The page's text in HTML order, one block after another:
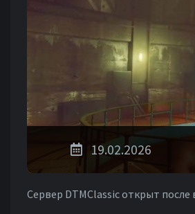
19.02.2026
Сервер DTMClassic открыт